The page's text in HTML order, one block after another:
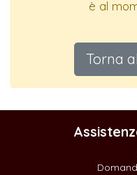
è al
Torna